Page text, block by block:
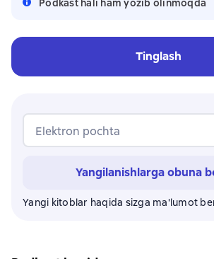
Podkast hali ham yozib olinmoqda
Tinglash
Elektron pochta
Yangilanishlarga obuna
Yangi kitoblar haqida sizga ma'lumot